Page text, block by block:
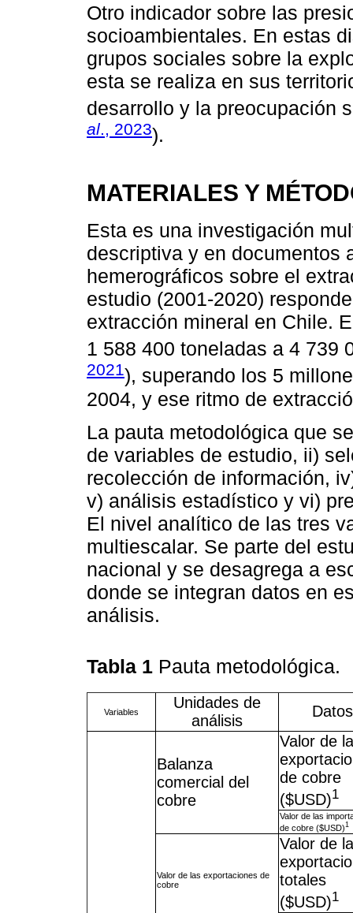
Otro indicador sobre las
socioambientales. En estas
grupos sociales sobre la
esta se realiza en sus
desarrollo y la preocupación
al., 2023).
MATERIALES Y
Esta es una investigación
descriptiva y en documentos
hemerográficos sobre el
estudio (2001-2020)
extracción mineral en Chile.
1 588 400 toneladas a 4 739
2021), superando los 5
2004, y ese ritmo de
La pauta metodológica que
de variables de estudio, ii)
recolección de información,
v) análisis estadístico y vi)
El nivel analítico de las tres
multiescalar. Se parte del
nacional y se desagrega a
donde se integran datos en
análisis.
Tabla 1 Pauta metodológica.
Variables
Unidades de
análisis
Datos
Balanza
comercial del
cobre
Valor de
de cobre
($USD)1
Valor de las
de cobre ($USD)1
Valor de las exportaciones de
cobre
Valor de
totales
($USD)1